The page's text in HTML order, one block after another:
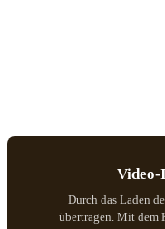
Video-
Durch das Laden
übertragen. Mit dem